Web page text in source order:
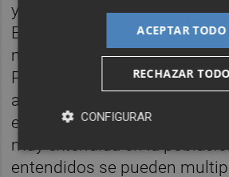
y, en ocasiones, también la
El tono de voz, las pausas,
muletillas, ayudan a la
Por no hablar de los gestos:
adecuadamente, siendo
específicos y concretos, no
muy extendida en la
entendidos se pueden
ACEPTAR TODO
RECHAZAR
CONFIGURAR